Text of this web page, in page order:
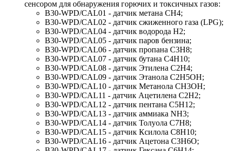
сенсором для обнаружения горючих и токсичных газов:
B30-WPD/CAL01 - датчик метана CH4;
B30-WPD/CAL02 - датчик сжиженного газа (LPG);
B30-WPD/CAL04 - датчик водорода H2;
B30-WPD/CAL05 - датчик паров бензина;
B30-WPD/CAL06 - датчик пропана C3H8;
B30-WPD/CAL07 - датчик бутана C4H10;
B30-WPD/CAL08 - датчик Этилена C2H4;
B30-WPD/CAL09 - датчик Этанола С2Н5ОН;
B30-WPD/CAL10 - датчик Метанола CH3OH;
B30-WPD/CAL11 - датчик Ацетилена C2H2;
B30-WPD/CAL12 - датчик пентана C5H12;
B30-WPD/CAL13 - датчик аммиака NH3;
B30-WPD/CAL14 - датчик Толуола C7H8;
B30-WPD/CAL15 - датчик Ксилола C8H10;
B30-WPD/CAL16 - датчик Ацетона C3H6O;